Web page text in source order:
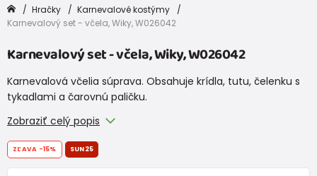
Hračky
Karnevalové kostýmy
Karnevalový set - včela, Wiky, W026042
Karnevalový set - včela, Wiky, W026042
Karnevalová včelia súprava. Obsahuje krídla, tutu, čelenku s
tykadlami a čarovnú paličku.
Zobraziť celý popis
ZĽAVA -15% SUN25